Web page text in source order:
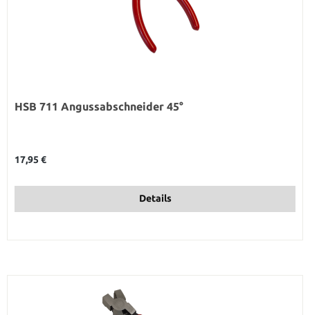
HSB 711 Angussabschneider 45°
17,95 €
Details